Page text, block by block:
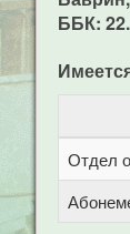
ББК:
Отдел